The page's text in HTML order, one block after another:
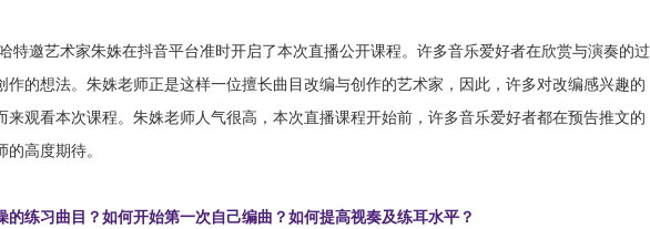
特邀艺术家朱姝在抖音平台准时开启了本次直播公开课程。许多音乐爱好者在欣赏与演奏的过
作的想法。朱姝老师正是这样一位擅长曲目改编与创作的艺术家，因此，许多对改编感兴趣的
来观看本次课程。朱姝老师人气很高，本次直播课程开始前，许多音乐爱好者都在预告推文的
高度期待。
的练习曲目？如何开始第一次自己编曲？如何提高视奏及练耳水平？